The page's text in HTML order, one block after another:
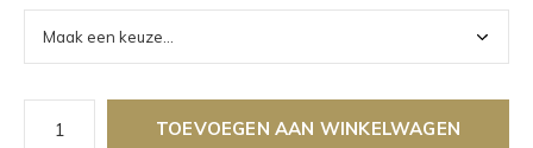
TOEVOEGEN AAN WINKELWAGEN